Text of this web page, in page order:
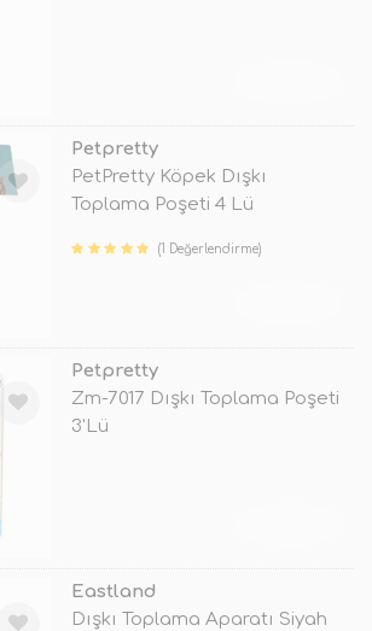
Petpretty
PetPretty Köpek Dışkı
Toplama Poşeti 4 Lü
(1 Değerlendirme)
Petpretty
Zm-7017 Dışkı Toplama Poşeti
3'Lü
Eastland
Dışkı Toplama Aparatı Siyah